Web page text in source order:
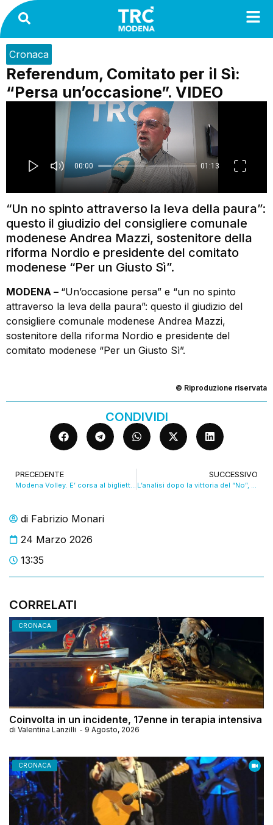
di Fabrizio Monari
24 Marzo 2026
13:35
CORRELATI
CRONACA
Coinvolta in un incidente, 17enne in terapia intensiva
di Valentina Lanzilli - 9 Agosto, 2026
CRONACA
Cronaca
Referendum, Comitato per il Sì:
“Persa un’occasione”. VIDEO
“Un no spinto attraverso la leva della paura”:
questo il giudizio del consigliere comunale
modenese Andrea Mazzi, sostenitore della
riforma Nordio e presidente del comitato
modenese “Per un Giusto Sì”.
MODENA – “Un’occasione persa” e “un no spinto
attraverso la leva della paura”: questo il giudizio del
consigliere comunale modenese Andrea Mazzi,
sostenitore della riforma Nordio e presidente del
comitato modenese “Per un Giusto Sì”.
© Riproduzione riservata
CONDIVIDI
PRECEDENTE
Modena Volley. E’ corsa al biglietto per la “bella” di domenica al PalaPanini VIDEO
SUCCESSIVO
L’analisi dopo la vittoria del “No”, i Comitati: “Ha vinto la costituzione”. VIDEO